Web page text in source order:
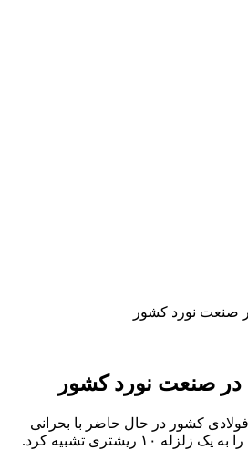
کشور در حال حاضر با بحرانی
ریشتری تشبیه کرد.